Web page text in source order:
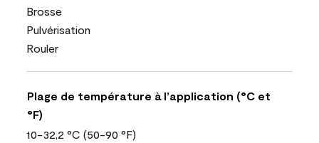
Brosse
Pulvérisation
Rouler
Plage de température à l’application (°C et
°F)
10-32,2 °C (50-90 °F)